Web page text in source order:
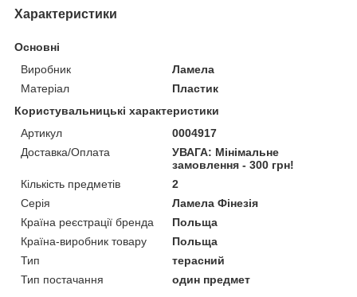
Характеристики
Основні
Виробник
Ламела
Матеріал
Пластик
Користувальницькі характеристики
Артикул
0004917
Доставка/Оплата
УВАГА: Мінімальне
замовлення - 300 грн!
Кількість предметів
2
Серія
Ламела Фінезія
Країна реєстрації бренда
Польща
Країна-виробник товару
Польща
Тип
терасний
Тип постачання
один предмет